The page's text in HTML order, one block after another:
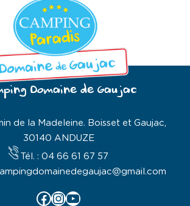
Domaine de Gaujac
de la Madeleine. Boisset et Gaujac,
30140 ANDUZE
Tél. : 04 66 61 67 57
Facebook InstagramYouTube